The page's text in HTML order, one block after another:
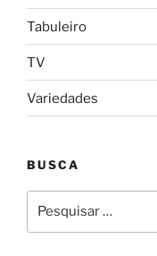
Tabuleiro
TV
Variedades
BUSCA
por: